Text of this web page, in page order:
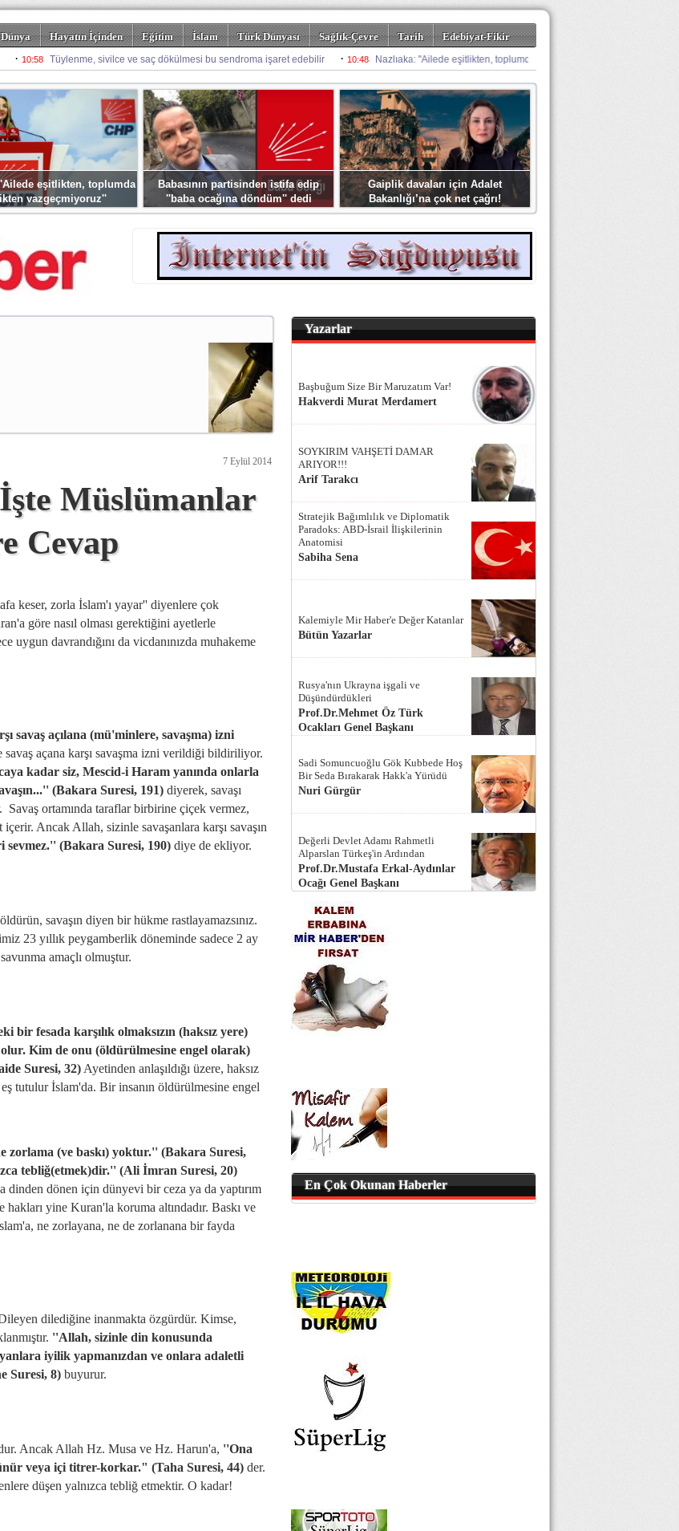
Dünya Hayatın İçinden Eğitim İslam Türk Dünyası Sağlık-Çevre Tarih
Edebiyat-Fikir
Spor Misafir Kalem Foto Galeriler
''Ailede eşitlikten, toplumda
vazgeçmiyoruz''
Babasının partisinden istifa edip
''baba ocağına döndüm'' dedi
Gaiplik davaları için Adalet
Bakanlığı’na çok net çağrı!
7 Eylül 2014
Müslümanlar
Cevap
keser, zorla İslam'ı yayar'' diyenlere çok
göre nasıl olması gerektiğini ayetlerle
uygun davrandığını da vicdanınızda muhakeme
savaş açılana (mü'minlere, savaşma) izni
savaş açana karşı savaşma izni verildiği bildiriliyor.
kadar siz, Mescid-i Haram yanında onlarla
(Bakara Suresi, 191) diyerek, savaşı
Savaş ortamında taraflar birbirine çiçek vermez,
Ancak Allah, sizinle savaşanlara karşı savaşın
sevmez.'' (Bakara Suresi, 190) diye de ekliyor.
savaşın diyen bir hükme rastlayamazsınız.
23 yıllık peygamberlik döneminde sadece 2 ay
amaçlı olmuştur.
fesada karşılık olmaksızın (haksız yere)
Kim de onu (öldürülmesine engel olarak)
Suresi, 32) Ayetinden anlaşıldığı üzere, haksız
tutulur İslam'da. Bir insanın öldürülmesine engel
zorlama (ve baskı) yoktur.'' (Bakara Suresi,
tebliğ(etmek)dir.'' (Ali İmran Suresi, 20)
dönen için dünyevi bir ceza ya da yaptırım
yine Kuran'la koruma altındadır. Baskı ve
ne zorlayana, ne de zorlanana bir fayda
dilediğine inanmakta özgürdür. Kimse,
''Allah, sizinle din konusunda
iyilik yapmanızdan ve onlara adaletli
Suresi, 8) buyurur.
Ancak Allah Hz. Musa ve Hz. Harun'a, ''Ona
veya içi titrer-korkar." (Taha Suresi, 44) der.
düşen yalnızca tebliğ etmektir. O kadar!
Yazarlar
Başbuğum Size Bir Maruzatım Var!
Hakverdi Murat Merdamert
SOYKIRIM VAHŞETİ DAMAR
ARIYOR!!!
Arif Tarakcı
Stratejik Bağımlılık ve Diplomatik
Paradoks: ABD-İsrail İlişkilerinin
Anatomisi
Sabiha Sena
Kalemiyle Mir Haber'e Değer Katanlar
Bütün Yazarlar
Rusya'nın Ukrayna işgali ve
Düşündürdükleri
Prof.Dr.Mehmet Öz Türk
Ocakları Genel Başkanı
Sadi Somuncuoğlu Gök Kubbede Hoş
Bir Seda Bırakarak Hakk'a Yürüdü
Nuri Gürgür
Değerli Devlet Adamı Rahmetli
Alparslan Türkeş'in Ardından
Prof.Dr.Mustafa Erkal-Aydınlar
Ocağı Genel Başkanı
En Çok Okunan Haberler